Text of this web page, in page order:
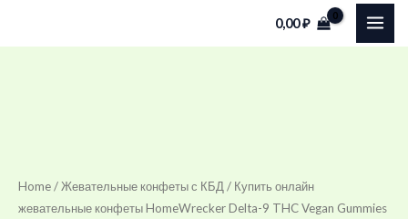
0,00₽
Home/Жевательные конфеты с КБД / Купить онлайн
жевательные конфеты HomeWrecker Delta-9 THC Vegan Gummies
конфеты
HomeWrecker